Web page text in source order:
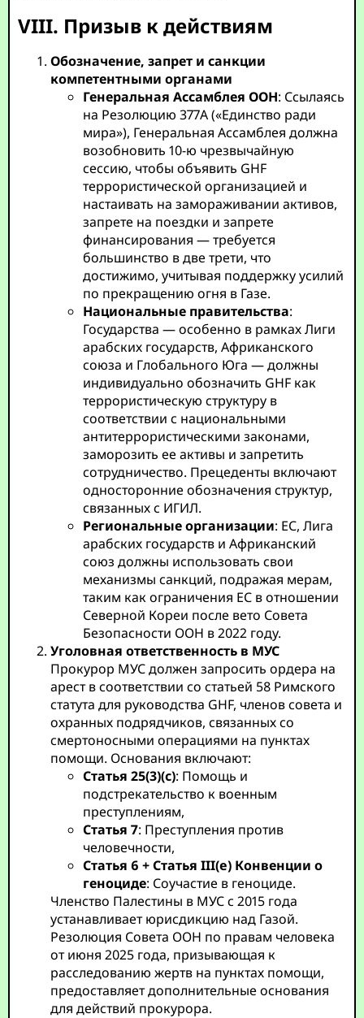
VIII. Призыв к действиям
Обозначение, запрет и санкции
компетентными органами
Генеральная Ассамблея ООН: Ссылаясь
на Резолюцию 377A («Единство ради
мира»), Генеральная Ассамблея должна
возобновить 10-ю чрезвычайную
сессию, чтобы объявить GHF
террористической организацией и
настаивать на замораживании активов,
запрете на поездки и запрете
финансирования — требуется
большинство в две трети, что
достижимо, учитывая поддержку усилий
по прекращению огня в Газе.
Национальные правительства:
Государства — особенно в рамках Лиги
арабских государств, Африканского
союза и Глобального Юга — должны
индивидуально обозначить GHF как
террористическую структуру в
соответствии с национальными
антитеррористическими законами,
заморозить ее активы и запретить
сотрудничество. Прецеденты включают
односторонние обозначения структур,
связанных с ИГИЛ.
Региональные организации: ЕС, Лига
арабских государств и Африканский
союз должны использовать свои
механизмы санкций, подражая мерам,
таким как ограничения ЕС в отношении
Северной Кореи после вето Совета
Безопасности ООН в 2022 году.
Уголовная ответственность в МУС
Прокурор МУС должен запросить ордера на
арест в соответствии со статьей 58 Римского
статута для руководства GHF, членов совета и
охранных подрядчиков, связанных со
смертоносными операциями на пунктах
помощи. Основания включают:
Статья 25(3)(c): Помощь и
подстрекательство к военным
преступлениям,
Статья 7: Преступления против
человечности,
Статья 6 + Статья III(e) Конвенции о
геноциде: Соучастие в геноциде.
Членство Палестины в МУС с 2015 года
устанавливает юрисдикцию над Газой.
Резолюция Совета ООН по правам человека
от июня 2025 года, призывающая к
расследованию жертв на пунктах помощи,
предоставляет дополнительные основания
для действий прокурора.